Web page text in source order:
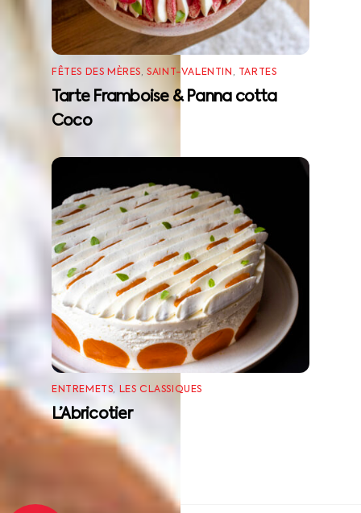
FÊTES DES MÈRES,SAINT-VALENTIN , TARTES
Tarte Framboise & Panna cotta
Coco
ENTREMETS, LES CLASSIQUES
L’Abricotier